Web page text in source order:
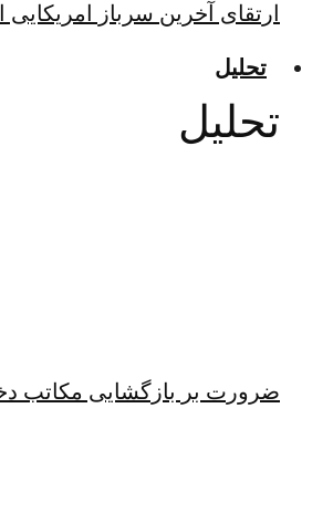
ارتقای آخرین سرباز
تحلیل
تحلیل
ضرورت بر بازگشایی مکاتب